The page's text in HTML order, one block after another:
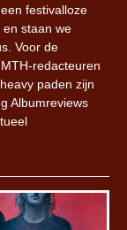
festivalloze
en staan we
Voor de
redacteuren
paden zijn
Albumreviews